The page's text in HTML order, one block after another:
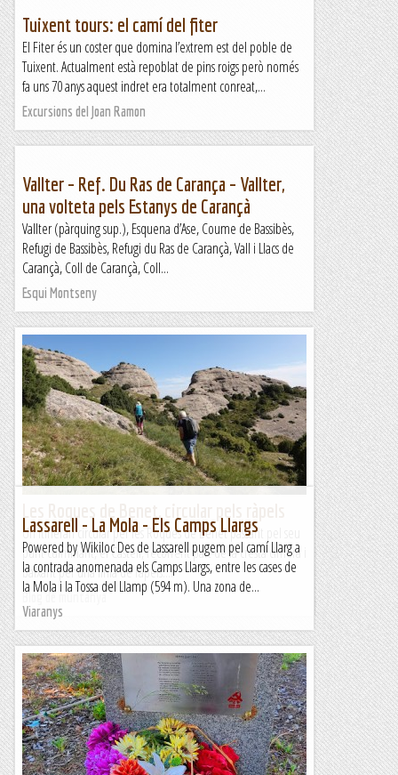
Tuixent tours: el camí del fiter
El Fiter és un coster que domina l’extrem est del poble de
Tuixent. Actualment està repoblat de pins roigs però només
fa uns 70 anys aquest indret era totalment conreat,...
Excursions del Joan Ramon
Vallter – Ref. Du Ras de Carança – Vallter,
una volteta pels Estanys de Carançà
Vallter (pàrquing sup.), Esquena d’Ase, Coume de Bassibès,
Refugi de Bassibès, Refugi du Ras de Carançà, Vall i Llacs de
Carançà, Coll de Carançà, Coll...
Esqui Montseny
Un itinerari circular per les Roques de Benet passant pel seu
punt culminant, el Castell, recorrent part de la cresta cimera i
baixant per una línia de ràpels....
Blog de muntanya
Lassarell - La Mola - Els Camps Llargs
Powered by Wikiloc Des de Lassarell pugem pel camí Llarg a
la contrada anomenada els Camps Llargs, entre les cases de
la Mola i la Tossa del Llamp (594 m). Una zona de...
Viaranys